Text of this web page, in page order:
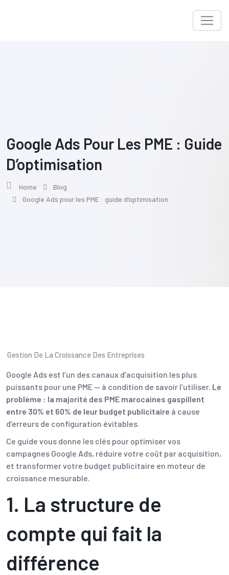
Google Ads Pour Les PME : Guide
D’optimisation
Home
Blog
Google Ads pour les PME : guide d’optimisation
Gestion De La Croissance Des Entreprises
Google Ads est l’un des canaux d’acquisition les plus
puissants pour une PME — à condition de savoir l’utiliser. Le
problème : la majorité des PME marocaines gaspillent
entre 30% et 60% de leur budget publicitaire à cause
d’erreurs de configuration évitables.
Ce guide vous donne les clés pour optimiser vos
campagnes Google Ads, réduire votre coût par acquisition,
et transformer votre budget publicitaire en moteur de
croissance mesurable.
1. La structure de
compte qui fait la
différence